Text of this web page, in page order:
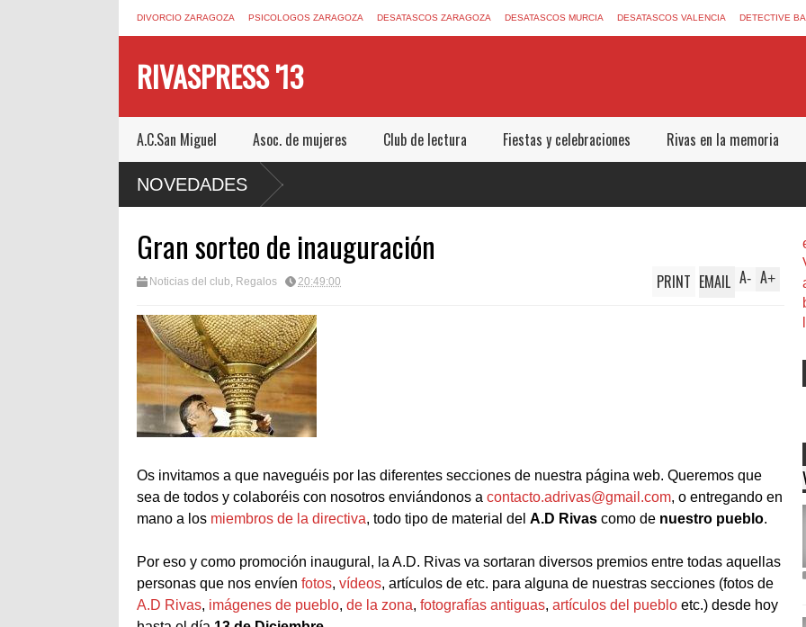
DIVORCIO ZARAGOZA PSICOLOGOS ZARAGOZA DESATASCOS ZARAGOZA DESATASCOS MURCIA DESATASCOS VALENCIA DETECTIVE
RIVASPRESS '13
A.C.San Miguel Asoc. de mujeres Club de lectura Fiestas y celebraciones Rivas en la memoria
NOVEDADES
Gran sorteo de inauguración
Noticias del club, Regalos 20:49:00 A+
A-
PRINT EMAIL
Os invitamos a que naveguéis por las diferentes secciones de nuestra página web. Queremos que
sea de todos y colaboréis con nosotros enviándonos a contacto.adrivas@gmail.com, o entregando en
mano a los miembros de la directiva, todo tipo de material del A.D Rivas como de nuestro pueblo.
Por eso y como promoción inaugural, la A.D. Rivas va sortaran diversos premios entre todas aquellas
personas que nos envíen fotos, vídeos, artículos de etc. para alguna de nuestras secciones (fotos de
A.D Rivas, imágenes de pueblo, de la zona, fotografías antiguas, artículos del pueblo etc.) desde hoy